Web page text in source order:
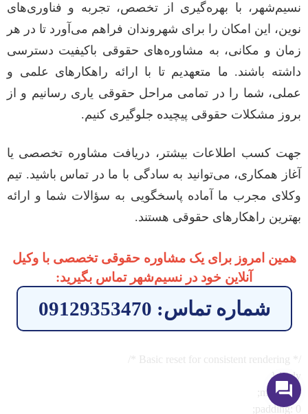
نسیم‌شهر، با بهره‌گیری از تخصص، تجربه و فناوری‌های
نوین، این امکان را برای شهروندان فراهم می‌آورد تا در هر
زمان و مکانی، به مشاوره‌های حقوقی باکیفیت دسترسی
داشته باشند. ما متعهدیم تا با ارائه راهکارهای علمی و
عملی، شما را در تمامی مراحل حقوقی یاری رسانیم و از
بروز مشکلات حقوقی پیچیده جلوگیری کنیم.
جهت کسب اطلاعات بیشتر، دریافت مشاوره تخصصی یا
آغاز همکاری، می‌توانید به سادگی با ما در تماس باشید. تیم
وکلای مجرب ما آماده پاسخگویی به سؤالات شما و ارائه
بهترین راهکارهای حقوقی هستند.
همین امروز برای یک مشاوره حقوقی تخصصی با وکیل
آنلاین خود در نسیم‌شهر تماس بگیرید:
شماره تماس: 09129353470
body {
margin: 0;
padding: 0;